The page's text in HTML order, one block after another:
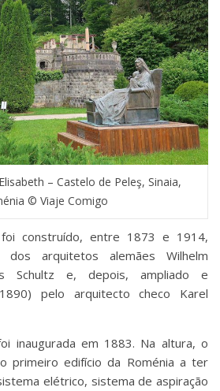
– Castelo de Peleş, Sinaia,
© Viaje Comigo
construído, entre 1873 e 1914,
dos arquitetos alemães Wilhelm
Schultz e, depois, ampliado e
pelo arquitecto checo Karel
inaugurada em 1883. Na altura, o
primeiro edifício da Roménia a ter
elétrico, sistema de aspiração